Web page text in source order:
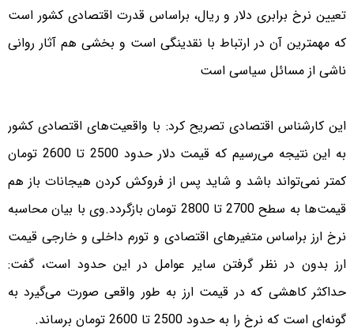
تعیین نرخ برابری دلار و ریال، براساس قدرت اقتصادی کشور است
که مهمترین آن در ارتباط با نقدینگی است و بخشی هم آثار روانی
ناشی از مسائل سیاسی است
این کارشناس اقتصادی تصریح کرد: با واقعیت‌های اقتصادی کشور
به این نتیجه می‌رسیم که قیمت دلار حدود 2500 تا 2600 تومان
کمتر نمی‌تواند باشد و شاید پس از فروکش کردن هیجانات باز هم
قیمت‌ها به سطح 2700 تا 2800 تومان بازگردد.وی با بیان محاسبه
نرخ ارز براساس متغیرهای اقتصادی و تورم داخلی و خارجی قیمت
ارز بدون در نظر گرفتن سایر عوامل در این حدود است، گفت:
حداکثر کاهشی که در قیمت ارز به طور واقعی صورت می‌گیرد به
گونه‌ای است که نرخ را به حدود 2500 تا 2600 تومان برساند.